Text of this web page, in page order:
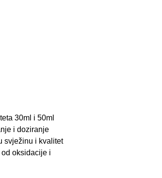
30ml i 50ml
i doziranje
svježinu i kvalitet
oksidacije i